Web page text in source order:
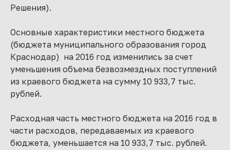
Решения).
Основные характеристики местного бюджета
(бюджета муниципального образования город
Краснодар) на 2016 год изменились за счет
уменьшения объема безвозмездных поступлений
из краевого бюджета на сумму 10 933,7 тыс.
рублей.
Расходная часть местного бюджета на 2016 год в
части расходов, передаваемых из краевого
бюджета, уменьшается на 10 933,7 тыс. рублей.